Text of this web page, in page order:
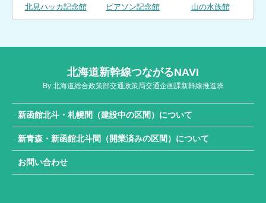
北見ハッカ記念館 ピアソン記念館 山の水族館
北海道新幹線つながるNAVI
By 北海道総合政策部交通政策局交通企画課新幹線推進班
新函館北斗・札幌間（建設中の区間）について
新青森・新函館北斗間（開業済みの区間）について
お問い合わせ